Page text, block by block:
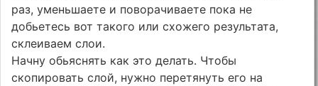
раз, уменьшаете и поворачиваете пока не
добьетесь вот такого или схожего результата,
склеиваем слои.
Начну обьяснять как это делать. Чтобы
скопировать слой, нужно перетянуть его на